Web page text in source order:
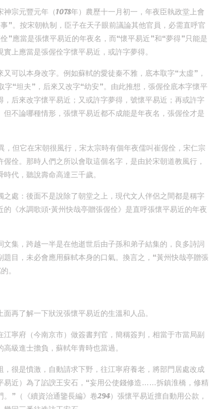
宗元豐元年（1078年）農歷十一月初一，年夜臣執政堂上會
”。按宋朝軌制，臣子在天子眼前議論其他官員，必需直呼官
”應當是張懷平易近的年夜名，而“懷平易近”和“夢得”只能是
上應當是張偓佺字懷平易近，或許字夢得。
可以本身改字。例如蘇軾的愛徒秦不雅，底本取字“太虛”，
“坦夫”，后來又改字“幼安”。由此推想，張偓佺底本字懷平
，后來改字懷平易近；又或許字夢得，號懷平易近；再或許字
不論哪種情形，張懷平易近都不成能是年夜名，張偓佺才是
但它在宋朝很風行，宋太宗時有個年夜儒叫崔偓佺，宋仁宗
佺。那時人們之所以會取這個名字，是由於宋朝道教風行，
代，聽說壽命高達三千歲。
處：後面不是說除了朝堂之上，現代文人伴侶之間都是稱字
《水調歌頭·黃州快哉亭贈張偓佺》是直呼張懷平易近的年夜
集，跨越一半是在他逝世后由子孫和弟子結集的，良多詩詞
目，未必會應用蘇軾本身的口氣。換言之，“黃州快哉亭贈張
。
再了解一下狀況張懷平易近的生溫和人品。
寧府（今南京市）做簽書判官，簡稱簽判，相當于市當局副
級進士擔負，蘇軾年青時也當過。
很是憤激，自動請求下野，往江寧府養老，將部門居處改成
易近）為了諂諛王安石，“妄用公使錢修造……拆鎮淮橋，修精
”（《續資治通鑒長編》卷294）張懷平易近擅自動用公款，